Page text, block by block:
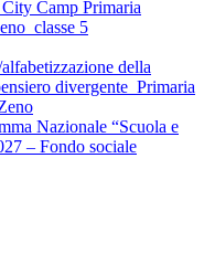
Camp Primaria
5
della
divergente_Primaria
Nazionale “Scuola e
– Fondo sociale